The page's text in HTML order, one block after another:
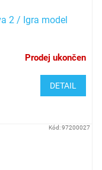
2 / Igra model
Prodej ukončen
DETAIL
Kód:97200027